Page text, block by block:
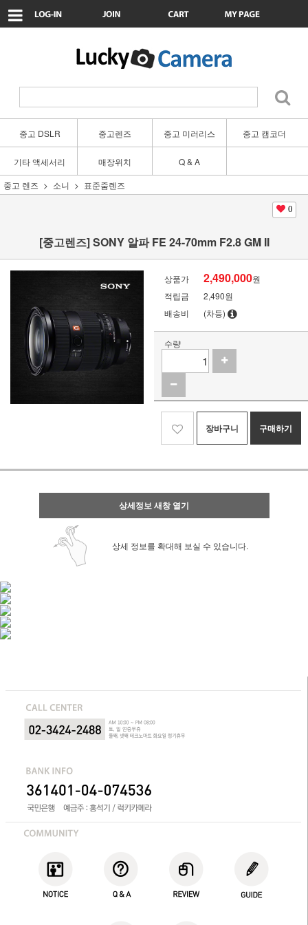
중고 DSLR 중고렌즈 중고 미러리스 중고 캠코더
기타 액세서리 매장위치
Q & A
중고 렌즈
소니 표준줌렌즈
0
[중고렌즈] SONY 알파 FE 24-70mm F2.8 GM II
상품가 2,490,000원
적립금
2,490원
배송비
(차등)
수량
장바구니 구매하기
상세정보 새창 열기
상세 정보를 확대해 보실 수 있습니다.